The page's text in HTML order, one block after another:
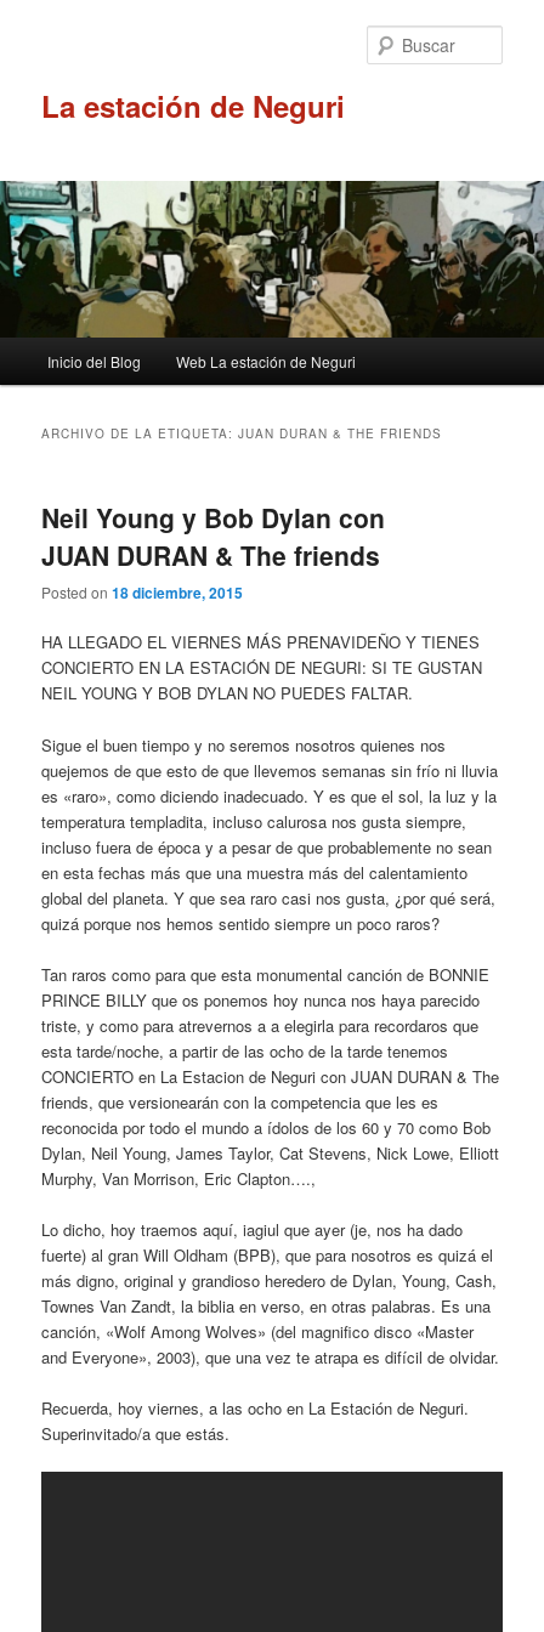
La estación de Neguri
principal
Inicio del Blog Web La estación de Neguri
ARCHIVO DE LA ETIQUETA:JUAN DURAN & THE FRIENDS
Neil Young y Bob Dylan con
JUAN DURAN & The friends
Posted on18 diciembre, 2015
HA LLEGADO EL VIERNES MÁS PRENAVIDEÑO Y TIENES
CONCIERTO EN LA ESTACIÓN DE NEGURI: SI TE GUSTAN
NEIL YOUNG Y BOB DYLAN NO PUEDES FALTAR.
Sigue el buen tiempo y no seremos nosotros quienes nos
quejemos de que esto de que llevemos semanas sin frío ni lluvia
es «raro», como diciendo inadecuado. Y es que el sol, la luz y la
temperatura templadita, incluso calurosa nos gusta siempre,
incluso fuera de época y a pesar de que probablemente no sean
en esta fechas más que una muestra más del calentamiento
global del planeta. Y que sea raro casi nos gusta, ¿por qué será,
quizá porque nos hemos sentido siempre un poco raros?
Tan raros como para que esta monumental canción de BONNIE
PRINCE BILLY que os ponemos hoy nunca nos haya parecido
triste, y como para atrevernos a a elegirla para recordaros que
esta tarde/noche, a partir de las ocho de la tarde tenemos
CONCIERTO en La Estacion de Neguri con JUAN DURAN & The
friends, que versionearán con la competencia que les es
reconocida por todo el mundo a ídolos de los 60 y 70 como Bob
Dylan, Neil Young, James Taylor, Cat Stevens, Nick Lowe, Elliott
Murphy, Van Morrison, Eric Clapton….,
Lo dicho, hoy traemos aquí, iagiul que ayer (je, nos ha dado
fuerte) al gran Will Oldham (BPB), que para nosotros es quizá el
más digno, original y grandioso heredero de Dylan, Young, Cash,
Townes Van Zandt, la biblia en verso, en otras palabras. Es una
canción, «Wolf Among Wolves» (del magnifico disco «Master
and Everyone», 2003), que una vez te atrapa es difícil de olvidar.
Recuerda, hoy viernes, a las ocho en La Estación de Neguri.
Superinvitado/a que estás.